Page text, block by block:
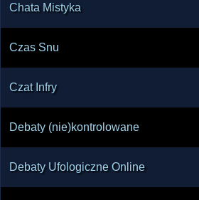
Chata Mistyka
Czas Snu
Czat Infry
Debaty (nie)kontrolowane
Debaty Ufologiczne Online